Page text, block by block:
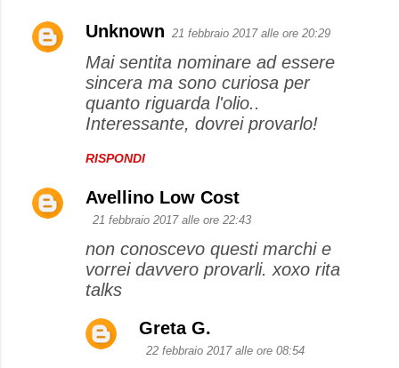
Unknown 21 febbraio 2017 alle ore 20:29
Mai sentita nominare ad essere
sincera ma sono curiosa per
quanto riguarda l'olio..
Interessante, dovrei provarlo!
RISPONDI
Avellino Low Cost
21 febbraio 2017 alle ore 22:43
non conoscevo questi marchi e
vorrei davvero provarli. xoxo rita
talks
Greta G.
22 febbraio 2017 alle ore 08:54